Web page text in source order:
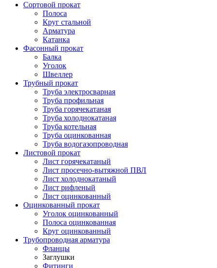
Сортовой прокат
Полоса
Круг стальной
Арматура
Катанка
Фасонный прокат
Балка
Уголок
Швеллер
Трубный прокат
Труба электросварная
Труба профильная
Труба горячекатаная
Труба холоднокатаная
Труба котельная
Труба оцинкованная
Труба водогазопроводная
Листовой прокат
Лист горячекатаный
Лист просечно-вытяжной ПВЛ
Лист холоднокатаный
Лист рифленый
Лист оцинкованный
Оцинкованный прокат
Уголок оцинкованный
Полоса оцинкованная
Круг оцинкованный
Трубопроводная арматура
Фланцы
Заглушки
Фитинги